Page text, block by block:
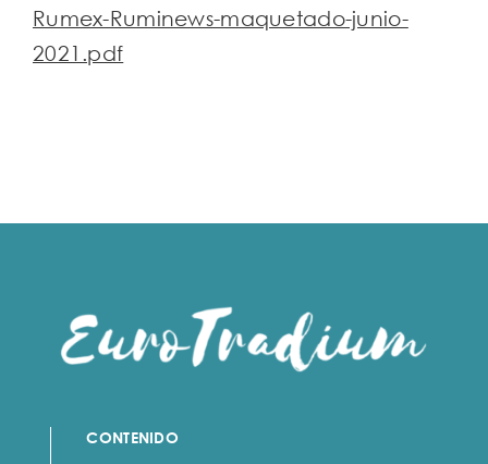
Rumex-Ruminews-maquetado-junio-
2021.pdf
CONTENIDO